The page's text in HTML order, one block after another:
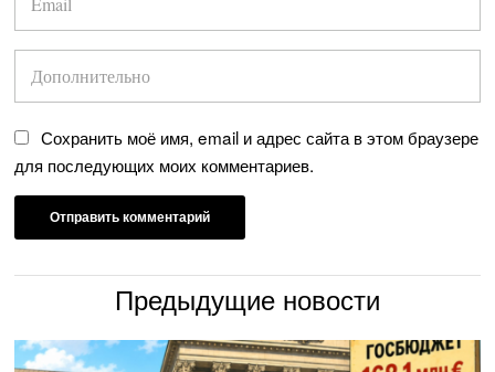
Сохранить моё имя, email и адрес сайта в этом браузере
для последующих моих комментариев.
Предыдущие новости